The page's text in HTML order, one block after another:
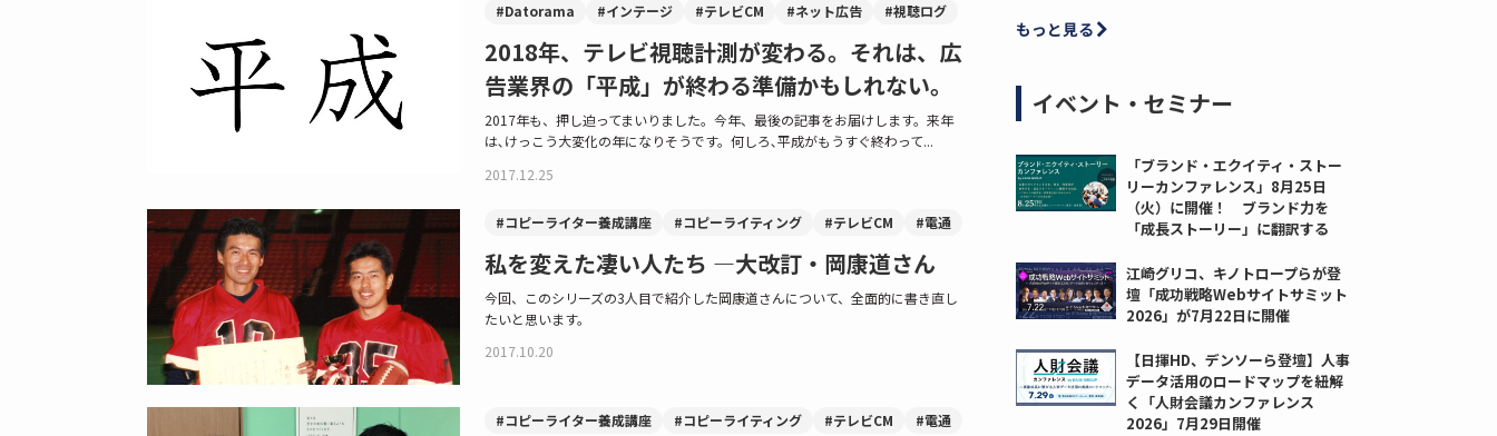
#Datorama #インテージ #テレビCM #ネット広告 #視聴ログ
2018年、テレビ視聴計測が変わる。それは、広
告業界の「平成」が終わる準備かもしれない。
2017年も、押し迫ってまいりました。今年、最後の記事をお届けします。来年
は､けっこう大変化の年になりそうです。何しろ､平成がもうすぐ終わって...
2017.12.25
#コピーライター養成講座 #コピーライティング #テレビCM #電通
私を変えた凄い人たち —大改訂・岡康道さん
今回、このシリーズの3人目で紹介した岡康道さんについて、全面的に書き直し
たいと思います。
2017.10.20
#コピーライター養成講座 #コピーライティング #テレビCM #電通
もっと見る
イベント・セミナー
「ブランド・エクイティ・ストー
リーカンファレンス」8月25日
（火）に開催！ ブランド力を
「成長ストーリー」に翻訳する
江崎グリコ、キノトロープらが登
壇「成功戦略Webサイトサミット
2026」が7月22日に開催
【日揮HD、デンソーら登壇】人事
データ活用のロードマップを紐解
く「人財会議カンファレンス
2026」7月29日開催